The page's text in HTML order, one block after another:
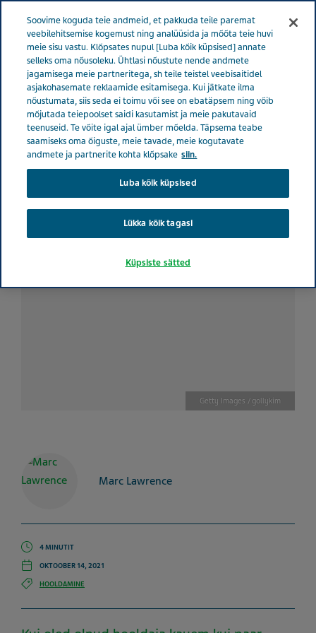
Estonia Tervise eest hoolitsemine Kõik lood
nõuannet hooldajatele, kuidas iseenda eest paremini hoolt kanda
4 nõuannet hooldajatele,
kuidas iseenda eest
paremini hoolt kanda
Getty Images / gollykim
Marc Lawrence
4 MINUTIT
OKTOOBER 14, 2021
HOOLDAMINE
Soovime koguda teie andmeid, et pakkuda teile paremat
veebilehitsemise kogemust ning analüüsida ja mõõta teie huvi
meie sisu vastu. Klõpsates nupul [Luba kõik küpsised] annate
selleks oma nõusoleku. Ühtlasi nõustute nende andmete
jagamisega meie partneritega, sh teile teistel veebisaitidel
asjakohasemate reklaamide esitamisega. Kui jätkate ilma
nõustumata, siis seda ei toimu või see on ebatäpsem ning võib
mõjutada teiepoolset saidi kasutamist ja meie pakutavaid
teenuseid. Te võite igal ajal ümber mõelda. Täpsema teabe
saamiseks oma õiguste, meie tavade, meie kogutavate
andmete ja partnerite kohta klõpsake siin.
Luba kõik küpsised
Lükka kõik tagasi
Küpsiste sätted